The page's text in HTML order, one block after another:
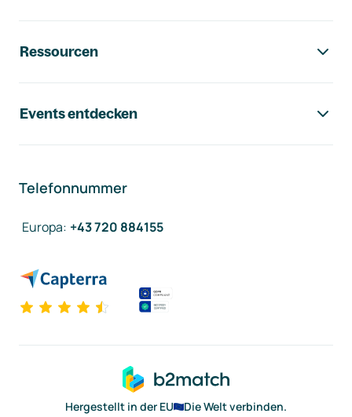
Ressourcen
Events entdecken
Telefonnummer
Europa: +43 720 884155
Hergestellt in der EU
Die Welt verbinden.